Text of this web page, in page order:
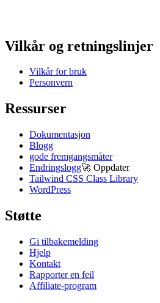
Vilkår og retningslinjer
Vilkår for bruk
Personvern
Ressurser
Dokumentasjon
Blogg
gode fremgangsmåter
Endringslogg🚀 Oppdater
Tailwind CSS Class Library
WordPress
Støtte
Gi tilbakemelding
Hjelp
Kontakt
Rapporter en feil
Affiliate-program